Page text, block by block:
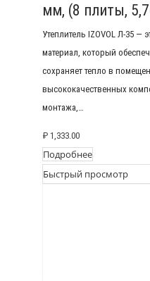
мм, (8 плиты,
Утеплитель IZOVOL Л-35 —
материал, который
сохраняет тепло в
высококачественных
монтажа,…
₽ 1,333.00
Подробнее
Быстрый просмотр